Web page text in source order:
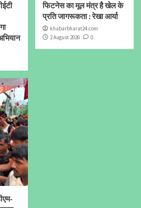
फिटनेस का मूल मंत्र है खेल के
प्रति जागरूकता : रेखा आर्या
khabarbharat24.com
2 August 2026
0